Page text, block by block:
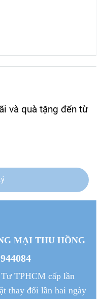
và quà tặng đến từ
MẠI THU HỒNG
TPHCM cấp lần
thay đổi lần hai ngày